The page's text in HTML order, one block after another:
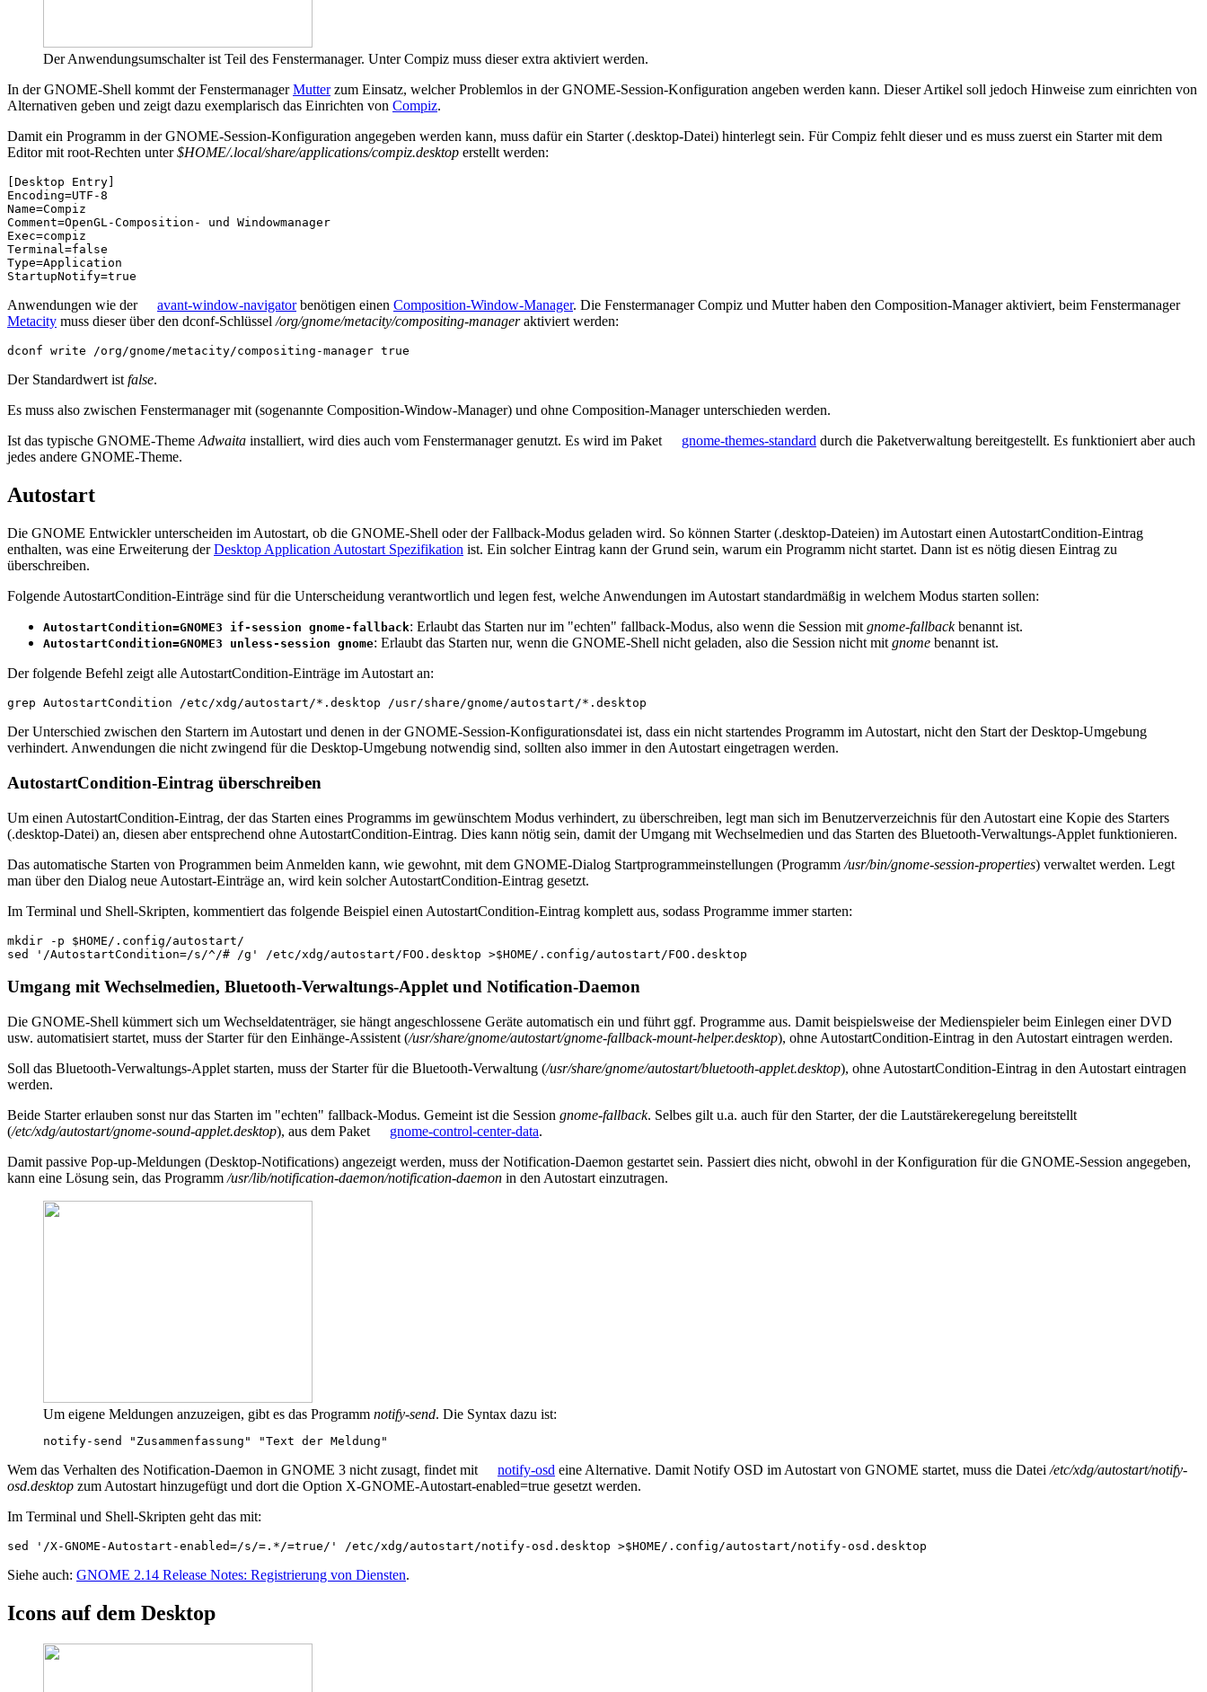
Der Anwendungsumschalter ist Teil des Fenstermanager. Unter Compiz muss dieser extra aktiviert werden.
In der GNOME-Shell kommt der FenstermanagerMutterzum Einsatz, welcher Problemlos in der GNOME-Session-Konfiguration angeben werden kann. Dieser Artikel soll jedoch Hinweise zum einrichten von
Alternativen geben und zeigt dazu exemplarisch das Einrichten von Compiz.
Damit ein Programm in der GNOME-Session-Konfiguration angegeben werden kann, muss dafür ein Starter (.desktop-Datei) hinterlegt sein. Für Compiz fehlt dieser und es muss zuerst ein Starter mit dem
Editor mit root-Rechten unter$HOME/.local/share/applications/compiz.desktop erstellt werden:
[Desktop Entry]
Encoding=UTF-8
Name=Compiz
Comment=OpenGL-Composition- und Windowmanager
Exec=compiz
Terminal=false
Type=Application
StartupNotify=true
Anwendungen wie der avant-window-navigatorbenötigen einen Composition-Window-Manager. Die Fenstermanager Compiz und Mutter haben den Composition-Manager aktiviert, beim Fenstermanager
Metacity muss dieser über den dconf-Schlüssel /org/gnome/metacity/compositing-manageraktiviert werden:
dconf write /org/gnome/metacity/compositing-manager true
Der Standardwert ist false.
Es muss also zwischen Fenstermanager mit (sogenannte Composition-Window-Manager) und ohne Composition-Manager unterschieden werden.
Ist das typische GNOME-Theme Adwaita installiert, wird dies auch vom Fenstermanager genutzt. Es wird im Paket gnome-themes-standard durch die Paketverwaltung bereitgestellt. Es funktioniert aber auch
jedes andere GNOME-Theme.
Autostart
Die GNOME Entwickler unterscheiden im Autostart, ob die GNOME-Shell oder der Fallback-Modus geladen wird. So können Starter (.desktop-Dateien) im Autostart einen AutostartCondition-Eintrag
enthalten, was eine Erweiterung derDesktop Application Autostart Spezifikation ist. Ein solcher Eintrag kann der Grund sein, warum ein Programm nicht startet. Dann ist es nötig diesen Eintrag zu
überschreiben.
Folgende AutostartCondition-Einträge sind für die Unterscheidung verantwortlich und legen fest, welche Anwendungen im Autostart standardmäßig in welchem Modus starten sollen:
AutostartCondition=GNOME3 if-session gnome-fallback: Erlaubt das Starten nur im "echten" fallback-Modus, also wenn die Session mit gnome-fallbackbenannt ist.
AutostartCondition=GNOME3 unless-session gnome: Erlaubt das Starten nur, wenn die GNOME-Shell nicht geladen, also die Session nicht mit gnome benannt ist.
Der folgende Befehl zeigt alle AutostartCondition-Einträge im Autostart an:
grep AutostartCondition /etc/xdg/autostart/*.desktop
Der Unterschied zwischen den Startern im Autostart und denen in der GNOME-Session-Konfigurationsdatei ist, dass ein nicht startendes Programm im Autostart, nicht den Start der Desktop-Umgebung
verhindert. Anwendungen die nicht zwingend für die Desktop-Umgebung notwendig sind, sollten also immer in den Autostart eingetragen werden.
AutostartCondition-Eintrag überschreiben
Um einen AutostartCondition-Eintrag, der das Starten eines Programms im gewünschtem Modus verhindert, zu überschreiben, legt man sich im Benutzerverzeichnis für den Autostart eine Kopie des Starters
(.desktop-Datei) an, diesen aber entsprechend ohne AutostartCondition-Eintrag. Dies kann nötig sein, damit der Umgang mit Wechselmedien und das Starten des Bluetooth-Verwaltungs-Applet funktionieren.
Das automatische Starten von Programmen beim Anmelden kann, wie gewohnt, mit dem GNOME-Dialog Startprogrammeinstellungen (Programm /usr/bin/gnome-session-properties) verwaltet werden. Legt
man über den Dialog neue Autostart-Einträge an, wird kein solcher AutostartCondition-Eintrag gesetzt.
Im Terminal und Shell-Skripten, kommentiert das folgende Beispiel einen AutostartCondition-Eintrag komplett aus, sodass Programme immer starten:
mkdir -p $HOME /.config/autostart/
sed
'/AutostartCondition=/s/^/# /g' /etc/xdg/autostart/FOO.desktop >$HOME
Umgang mit Wechselmedien, Bluetooth-Verwaltungs-Applet und Notification-Daemon
Die GNOME-Shell kümmert sich um Wechseldatenträger, sie hängt angeschlossene Geräte automatisch ein und führt ggf. Programme aus. Damit beispielsweise der Medienspieler beim Einlegen einer DVD
usw. automatisiert startet, muss der Starter für den Einhänge-Assistent (/usr/share/gnome/autostart/gnome-fallback-mount-helper.desktop), ohne AutostartCondition-Eintrag in den Autostart eintragen werden.
Soll das Bluetooth-Verwaltungs-Applet starten, muss der Starter für die Bluetooth-Verwaltung (/usr/share/gnome/autostart/bluetooth-applet.desktop), ohne AutostartCondition-Eintrag in den Autostart eintragen
werden.
Beide Starter erlauben sonst nur das Starten im "echten" fallback-Modus. Gemeint ist die Session gnome-fallback. Selbes gilt u.a. auch für den Starter, der die Lautstärekeregelung bereitstellt
(/etc/xdg/autostart/gnome-sound-applet.desktop), aus dem Paket gnome-control-center-data.
Damit passive Pop-up-Meldungen (Desktop-Notifications) angezeigt werden, muss der Notification-Daemon gestartet sein. Passiert dies nicht, obwohl in der Konfiguration für die GNOME-Session angegeben,
kann eine Lösung sein, das Programm /usr/lib/notification-daemon/notification-daemon in den Autostart einzutragen.
Um eigene Meldungen anzuzeigen, gibt es das Programm notify-send. Die Syntax dazu ist:
notify-send "Zusammenfassung" "Text der Meldung"
Wem das Verhalten des Notification-Daemon in GNOME 3 nicht zusagt, findet mit notify-osd eine Alternative. Damit Notify OSD im Autostart von GNOME startet, muss die Datei /etc/xdg/autostart/notify-
osd.desktop zum Autostart hinzugefügt und dort die Option X-GNOME-Autostart-enabled=true gesetzt werden.
Im Terminal und Shell-Skripten geht das mit:
sed '/X-GNOME-Autostart-enabled=/s/=.*/=true/' /etc/xdg/autostart/notify-osd.desktop >$HOME
Siehe auch: GNOME 2.14 Release Notes: Registrierung von Diensten.
Icons auf dem Desktop